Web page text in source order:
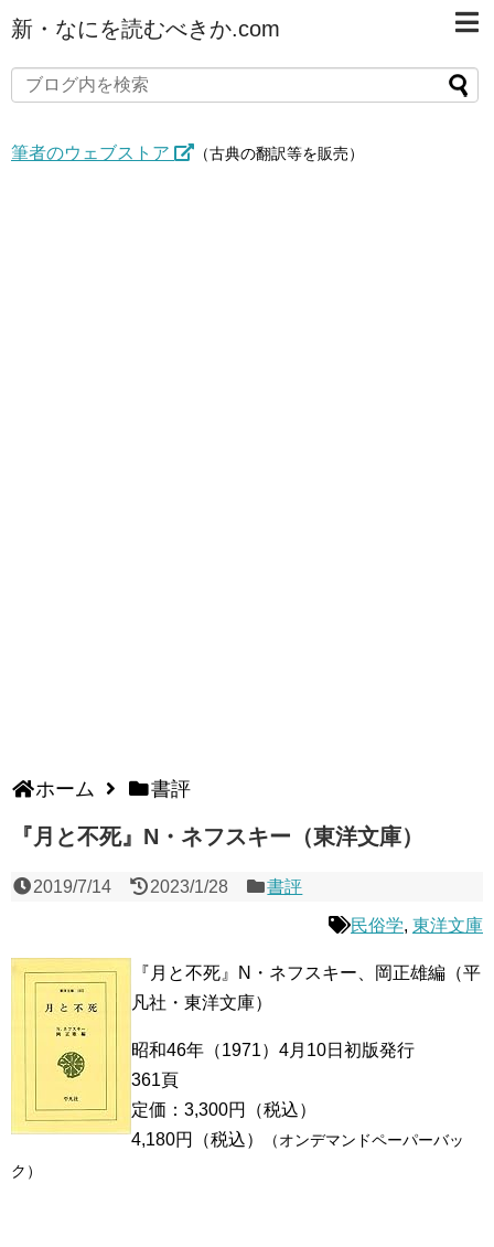
新・なにを読むべきか.com
筆者のウェブストア （古典の翻訳等を販売）
ホーム 書評
『月と不死』N・ネフスキー（東洋文庫）
2019/7/14 2023/1/28 書評
民俗学, 東洋文庫
『月と不死』N・ネフスキー、岡正雄編（平
凡社・東洋文庫）
昭和46年（1971）4月10日初版発行
361頁
定価：3,300円（税込）
4,180円（税込）
（オンデマンドペーパーバッ
ク）